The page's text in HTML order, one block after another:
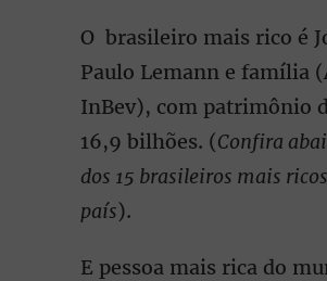
O brasileiro mais rico é
Paulo Lemann e família
InBev), com patrimônio
16,9 bilhões. (Confira
dos 15 brasileiros mais
país).
E pessoa mais rica do